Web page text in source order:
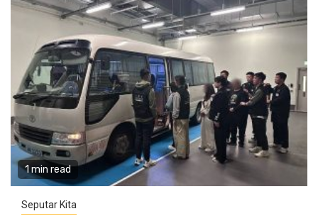
1 min read
Seputar Kita